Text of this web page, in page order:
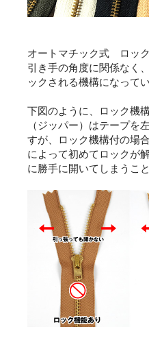
オートマチック式 ロッ
引き手の角度に関係なく
ックされる機構になってい
下図のように、ロック機
（ジッパー）はテープを
すが、ロック機構付の場
によって初めてロックが
に勝手に開いてしまうこ